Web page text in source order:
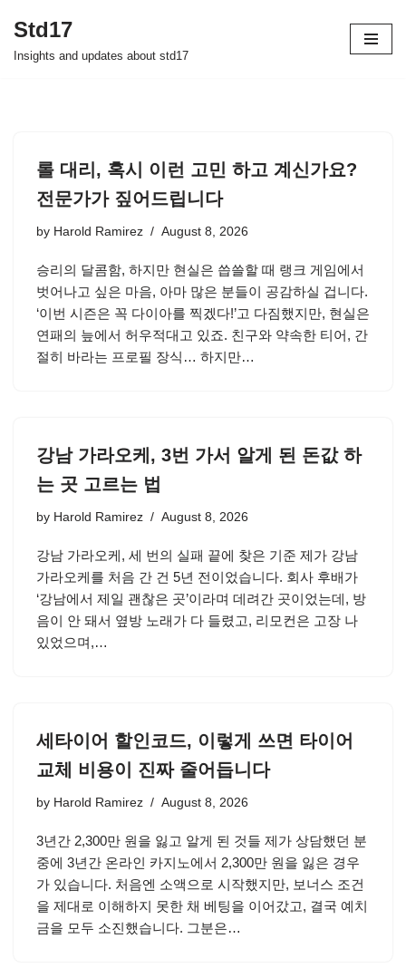
Skip
Std17
Insights and updates about std17
롤 대리, 혹시 이런 고민 하고 계신가요?
전문가가 짚어드립니다
by Harold Ramirez August 8, 2026
승리의 달콤함, 하지만 현실은 씁쓸할 때 랭크 게임에서
벗어나고 싶은 마음, 아마 많은 분들이 공감하실 겁니다.
‘이번 시즌은 꼭 다이아를 찍겠다!’고 다짐했지만, 현실은
연패의 늪에서 허우적대고 있죠. 친구와 약속한 티어, 간
절히 바라는 프로필 장식… 하지만…
강남 가라오케, 3번 가서 알게 된 돈값 하
는 곳 고르는 법
by Harold Ramirez August 8, 2026
강남 가라오케, 세 번의 실패 끝에 찾은 기준 제가 강남
가라오케를 처음 간 건 5년 전이었습니다. 회사 후배가
‘강남에서 제일 괜찮은 곳’이라며 데려간 곳이었는데, 방
음이 안 돼서 옆방 노래가 다 들렸고, 리모컨은 고장 나
있었으며,…
세타이어 할인코드, 이렇게 쓰면 타이어
교체 비용이 진짜 줄어듭니다
by Harold Ramirez August 8, 2026
3년간 2,300만 원을 잃고 알게 된 것들 제가 상담했던 분
중에 3년간 온라인 카지노에서 2,300만 원을 잃은 경우
가 있습니다. 처음엔 소액으로 시작했지만, 보너스 조건
을 제대로 이해하지 못한 채 베팅을 이어갔고, 결국 예치
금을 모두 소진했습니다. 그분은…